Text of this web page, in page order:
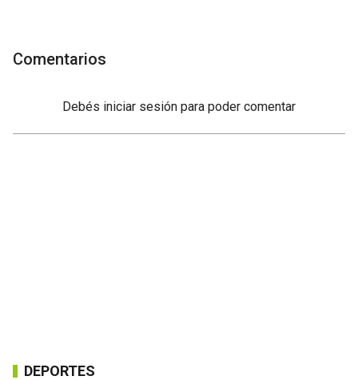
Comentarios
Debés iniciar sesión para poder comentar
DEPORTES